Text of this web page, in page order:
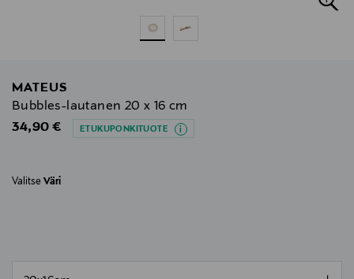
MATEUS
Bubbles-lautanen 20 x 16 cm
Original Price
34,90 € ETUKUPONKITUOTE
Valitse Väri